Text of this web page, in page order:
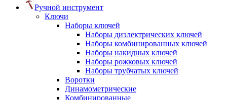
Ручной инструмент
Ключи
Наборы ключей
Наборы диэлектрических ключей
Наборы комбинированных ключей
Наборы накидных ключей
Наборы рожковых ключей
Наборы трубчатых ключей
Воротки
Динамометрические
Комбинированные